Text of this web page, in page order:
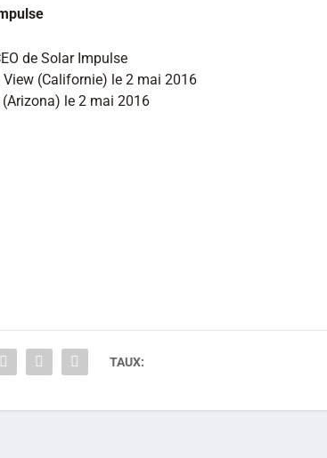
de Solar Impulse
(Californie) le 2 mai 2016
le 2 mai 2016
TAUX: